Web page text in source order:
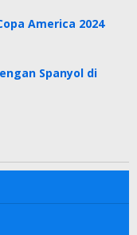
America 2024
Spanyol di